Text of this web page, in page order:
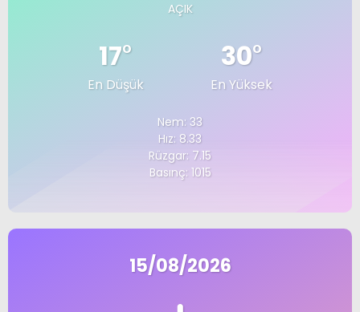
AÇIK
17°
En Düşük
30°
En Yüksek
Nem: 33
Hız: 8.33
Rüzgar: 7.15
Basınç: 1015
15/08/2026